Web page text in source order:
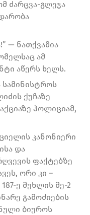
ძარცვა-გლეჯა
— ნათქვამია
ამ
აწერს ხელს.
სამინისტროს
ქუჩაზე
პოლიციამ,
კანონიერი
და
ფაქტებზე
ორი კი –
ე მუხლის მე-2
გამოძიების
ბიუროს